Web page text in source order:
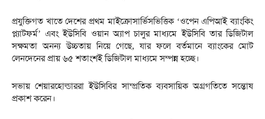
প্রযুক্তিগত খাতে দেশের প্রথম মাইক্রোসার্ভিসভিত্তিক ‘ওপেন এপিআই ব্যাংকিং
প্ল্যাটফর্ম’ এবং ইউসিবি ওয়ান অ্যাপ চালুর মাধ্যমে ইউসিবি তার ডিজিটাল
সক্ষমতা অনন্য উচ্চতায় নিয়ে গেছে, যার ফলে বর্তমানে ব্যাংকের মোট
লেনদেনের প্রায় ৬৫ শতাংশই ডিজিটাল মাধ্যমে সম্পন্ন হচ্ছে।
সভায় শেয়ারহোল্ডাররা ইউসিবির সাম্প্রতিক ব্যবসায়িক অগ্রগতিতে সন্তোষ
প্রকাশ করেন।